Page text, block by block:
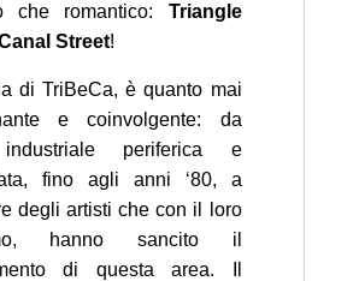
che romantico: Triangle
Street!
di TriBeCa, è quanto mai
e coinvolgente: da
periferica e
fino agli anni ‘80, a
degli artisti che con il loro
hanno sancito il
di questa area. Il